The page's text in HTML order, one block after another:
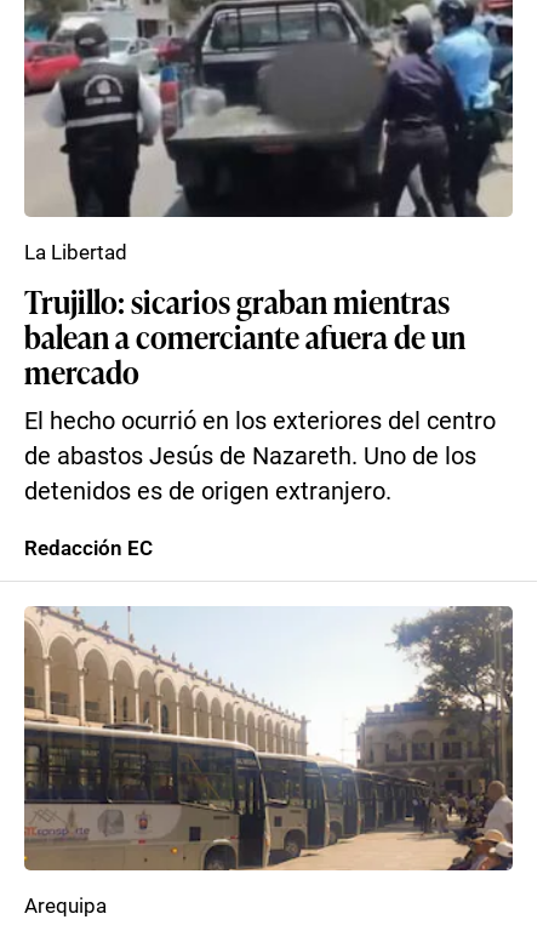
Trujillo: sicarios graban mientras
balean a comerciante afuera de un
mercado
El hecho ocurrió en los exteriores del centro
de abastos Jesús de Nazareth. Uno de los
detenidos es de origen extranjero.
La Libertad
Redacción EC
Arequipa